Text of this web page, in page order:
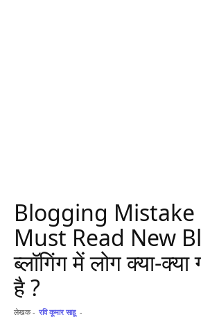
Blogging
Must Read New
ब्लॉगिंग में लोग क्या-
है ?
लेखक - रवि कूमार साहू -